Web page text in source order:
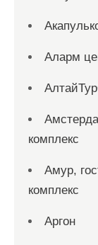
Аларм
комплекс
Амур,
комплекс
Аргон